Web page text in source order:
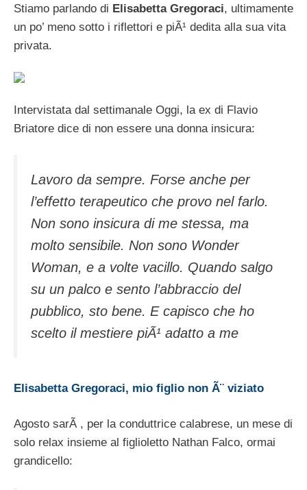
Stiamo parlando di Elisabetta Gregoraci, ultimamente
un po’ meno sotto i riflettori e piÃ¹ dedita alla sua vita
privata.
Intervistata dal settimanale Oggi, la ex di Flavio
Briatore dice di non essere una donna insicura:
Lavoro da sempre. Forse anche per
l’effetto terapeutico che provo nel farlo.
Non sono insicura di me stessa, ma
molto sensibile. Non sono Wonder
Woman, e a volte vacillo. Quando salgo
su un palco e sento l’abbraccio del
pubblico, sto bene. E capisco che ho
scelto il mestiere piÃ¹ adatto a me
Elisabetta Gregoraci, mio figlio non Ã¨ viziato
Agosto sarÃ , per la conduttrice calabrese, un mese di
solo relax insieme al figlioletto Nathan Falco, ormai
grandicello: